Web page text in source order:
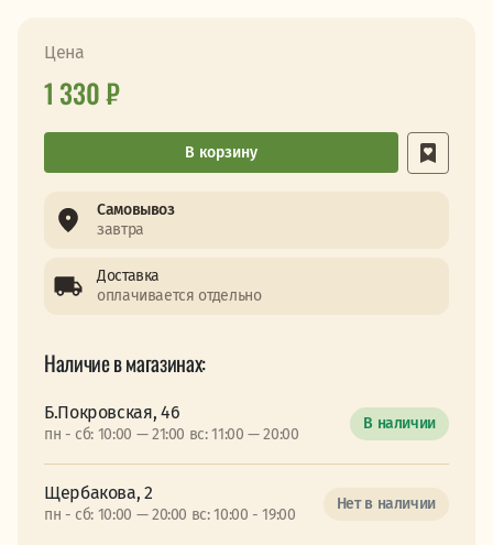
Цена
1 330 ₽
В корзину
Самовывоз
завтра
Доставка
оплачивается отдельно
Наличие в магазинах:
Б.Покровская, 46
пн - сб: 10:00 — 21:00 вс: 11:00 — 20:00
В наличии
Щербакова, 2
пн - сб: 10:00 — 20:00 вс: 10:00 - 19:00
Нет в наличии